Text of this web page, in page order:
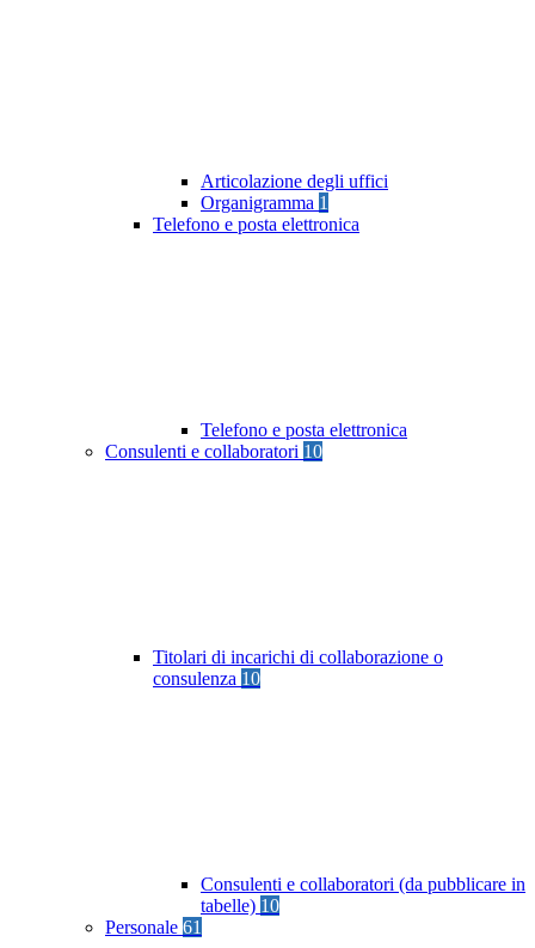
Articolazione degli uffici
Organigramma 1
Telefono e posta elettronica
Telefono e posta elettronica
Consulenti e collaboratori 10
Titolari di incarichi di collaborazione o
consulenza 10
Consulenti e collaboratori (da pubblicare in
tabelle) 10
Personale 61